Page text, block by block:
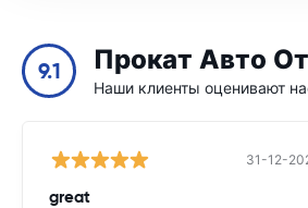
9.1 Прокат Авто
Наши клиенты оценивают
31-12-
great